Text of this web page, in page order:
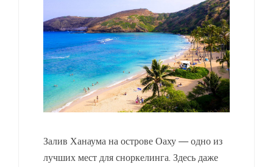
Залив Ханаума на острове Оаху — одно из
лучших мест для сноркелинга. Здесь даже